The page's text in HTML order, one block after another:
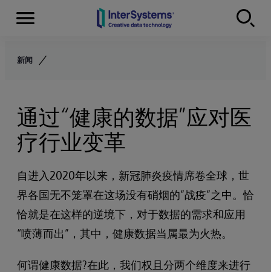
Skip to content
Menu
新闻
通过“健康的数据”应对医
疗行业变革
自进入2020年以来，新冠肺炎疫情席卷全球，世
界各国无不笼罩在这场没有硝烟的”战疫”之中。恰
恰就是在这样的逆境下，对于数据的需求和应用
“喷薄而出”，其中，健康数据当属最为火热。
何谓健康数据?在此，我们权且分两个维度来进行